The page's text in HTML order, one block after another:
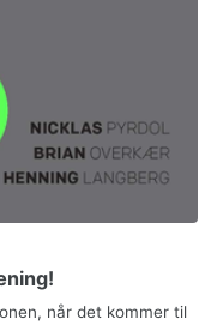
når det kommer til